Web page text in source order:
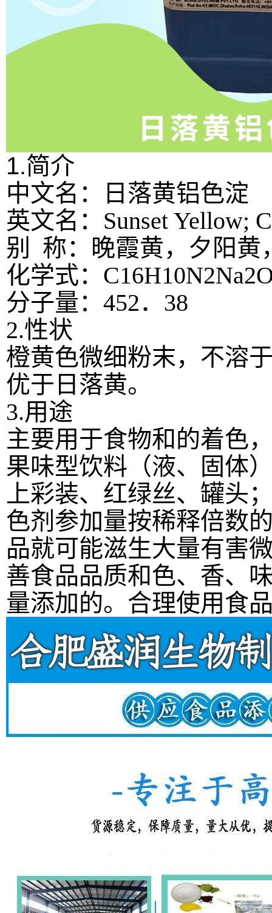
1.简介
中文名：日落黄铝色淀
英文名：Sunset Yellow;
别 称：晚霞黄，夕阳黄
化学式：
分子量：452．38
2.性状
橙黄色微细粉末，不溶
优于日落黄。
3.用途
主要用于食物和的着色
果味型饮料（液、固体
上彩装、红绿丝、罐头
色剂参加量按稀释倍数
品就可能滋生大量有害
善食品品质和色、香、
量添加的。合理使用食